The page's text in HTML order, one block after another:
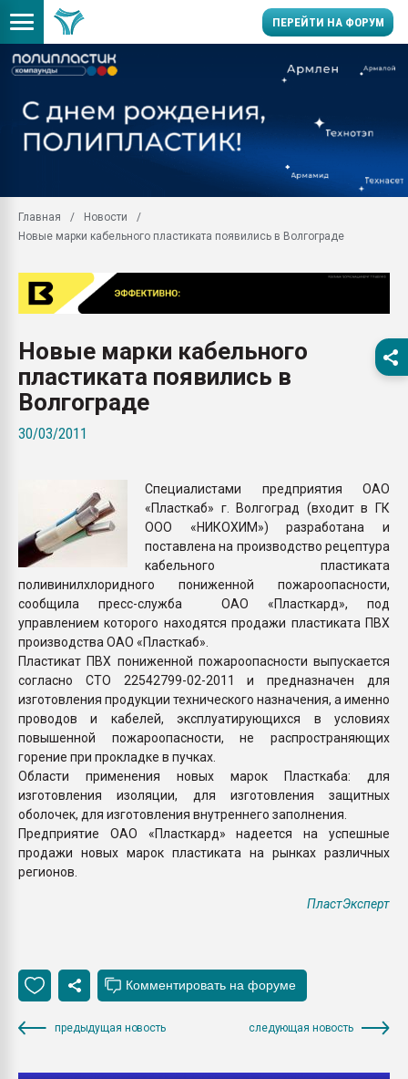
ПЕРЕЙТИ НА ФОРУМ
заводу пластмасс"
28.07.2026
пластмасс
28.07.2026
ПЕРЕЙТИ НА
Главная
Новости
Новые марки кабельного пластиката появились в Волгограде
Новые марки кабельного
пластиката появились в
Волгограде
30/03/2011
Специалистами предприятия ОАО
«Пласткаб» г. Волгоград (входит в ГК
ООО «НИКОХИМ») разработана и
поставлена на производство рецептура
кабельного пластиката
поливинилхлоридного пониженной пожароопасности,
сообщила пресс-служба ОАО «Пласткард», под
управлением которого находятся продажи пластиката ПВХ
производства ОАО «Пласткаб».
Пластикат ПВХ пониженной пожароопасности выпускается
согласно СТО 22542799-02-2011 и предназначен для
изготовления продукции технического назначения, а именно
проводов и кабелей, эксплуатирующихся в условиях
повышенной пожароопасности, не распространяющих
горение при прокладке в пучках.
Области применения новых марок Пласткаба: для
изготовления изоляции, для изготовления защитных
оболочек, для изготовления внутреннего заполнения.
Предприятие ОАО «Пласткард» надеется на успешные
продажи новых марок пластиката на рынках различных
регионов.
ПластЭксперт
предыдущая новость следующая новость